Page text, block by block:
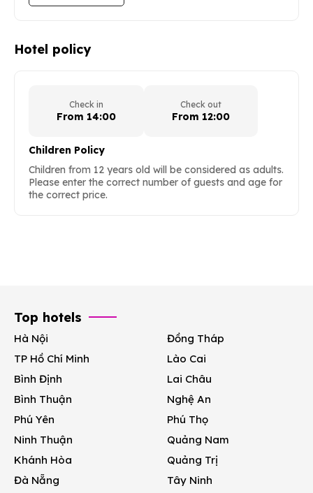
Hotel policy
Check in
From 14:00
Check out
From 12:00
Children Policy
Children from 12 years old will be considered as adults.
Please enter the correct number of guests and age for
the correct price.
Top hotels
Hà Nội
TP Hồ Chí Minh
Bình Định
Bình Thuận
Phú Yên
Ninh Thuận
Khánh Hòa
Đà Nẵng
Đồng Tháp
Lào Cai
Lai Châu
Nghệ An
Phú Thọ
Quảng Nam
Quảng Trị
Tây Ninh